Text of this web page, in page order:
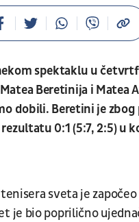
spektaklu u
Beretinija i Matea
dobili. Beretini je zbog
0:1 (5:7, 2:5) u
tenisera sveta je
je bio poprilično